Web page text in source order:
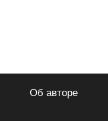
Об авторе